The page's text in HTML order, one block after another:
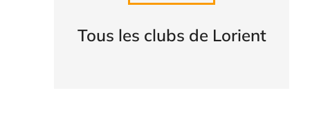
Tous les clubs de Lorient